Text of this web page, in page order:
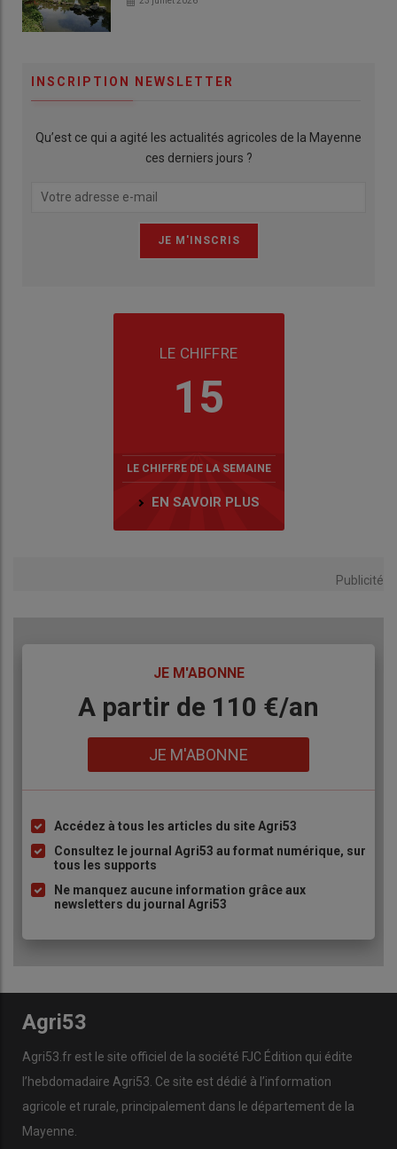
INSCRIPTION NEWSLETTER
Qu’est ce qui a agité les actualités agricoles de la Mayenne
ces derniers jours ?
LE CHIFFRE
15
LE CHIFFRE DE LA SEMAINE
EN SAVOIR PLUS
Publicité
JE M'ABONNE
BodyA partir de 110 €/an
JE M'ABONNE
Liste
à
puce
Accédez à tous les articles du site Agri53
Consultez le journal Agri53 au format numérique, sur
tous les supports
Ne manquez aucune information grâce aux
newsletters du journal Agri53
Agri53
Agri53.fr est le site officiel de la société FJC Édition qui édite
l’hebdomadaire Agri53. Ce site est dédié à l’information
agricole et rurale, principalement dans le département de la
Mayenne.